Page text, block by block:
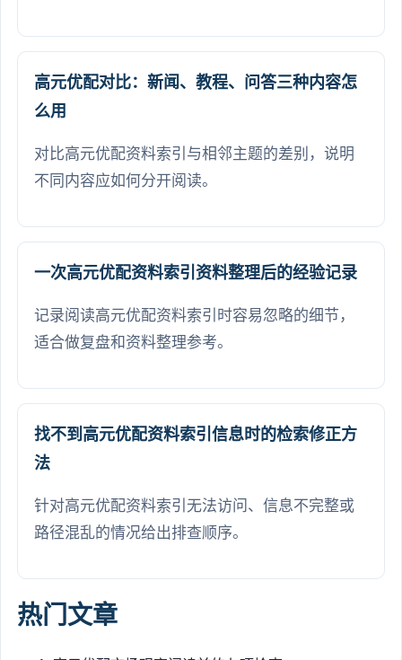
高元优配对比：新闻、教程、问答三种内容怎
么用
对比高元优配资料索引与相邻主题的差别，说明
不同内容应如何分开阅读。
一次高元优配资料索引资料整理后的经验记录
记录阅读高元优配资料索引时容易忽略的细节，
适合做复盘和资料整理参考。
找不到高元优配资料索引信息时的检索修正方
法
针对高元优配资料索引无法访问、信息不完整或
路径混乱的情况给出排查顺序。
热门文章